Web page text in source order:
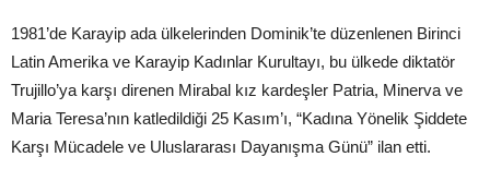
1981’de Karayip ada ülkelerinden Dominik’te düzenlenen Birinci
Latin Amerika ve Karayip Kadınlar Kurultayı, bu ülkede diktatör
Trujillo’ya karşı direnen Mirabal kız kardeşler Patria, Minerva ve
Maria Teresa’nın katledildiği 25 Kasım’ı, “Kadına Yönelik Şiddete
Karşı Mücadele ve Uluslararası Dayanışma Günü” ilan etti.